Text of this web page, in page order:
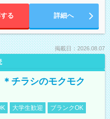
る 詳細へ
掲載日：2026.08.07
チラシのモクモク
大学生歓迎
ブランクOK